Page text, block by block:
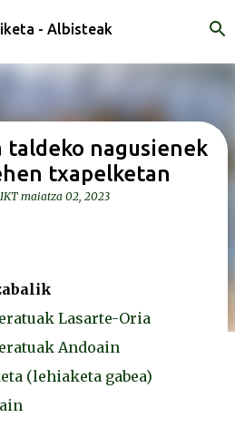
joan eduki nagusira
- Albisteak
taldeko nagusienek
txapelketan
maiatza 02, 2023
Lasarte-Oria
Andoain
(lehiaketa gabea)